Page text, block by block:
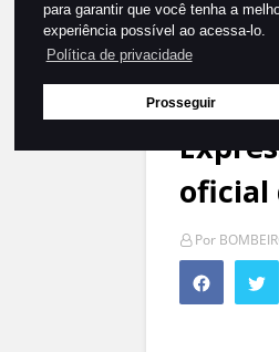
para garantir que você tenha a
experiência possível ao acessa-lo.
Política de privacidade
ProsseguirPágina inicial
oficial
Por